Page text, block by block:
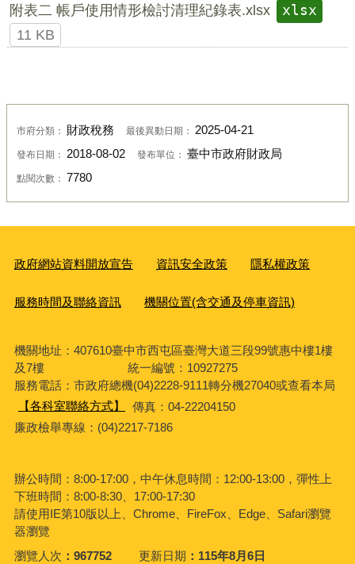
附表二 帳戶使用情形檢討清理紀錄表.xlsx
xlsx
11 KB
市府分類： 財政稅務 最後異動日期： 2025-04-21
發布日期： 2018-08-02 發布單位： 臺中市政府財政局
點閱次數： 7780
政府網站資料開放宣告 資訊安全政策 隱私權政策
服務時間及聯絡資訊 機關位置(含交通及停車資訊)
機關地址：407610臺中市西屯區臺灣大道三段99號惠中樓1樓
及7樓 統一編號：10927275
服務電話：市政府總機(04)2228-9111轉分機27040或查看本局
【各科室聯絡方式】
傳真：04-22204150
廉政檢舉專線：(04)2217-7186
辦公時間：8:00-17:00，中午休息時間：12:00-13:00，彈性上
下班時間：8:00-8:30、17:00-17:30
請使用IE第10版以上、Chrome、FireFox、Edge、Safari瀏覽
器瀏覽
瀏覽人次
967752 更新日期 115年8月6日